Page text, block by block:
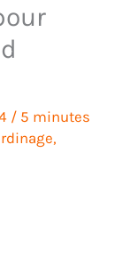
/ 5 minutes
,